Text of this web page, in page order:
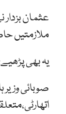
ملازمتیں
یہ بھی
صوبائی وزیر